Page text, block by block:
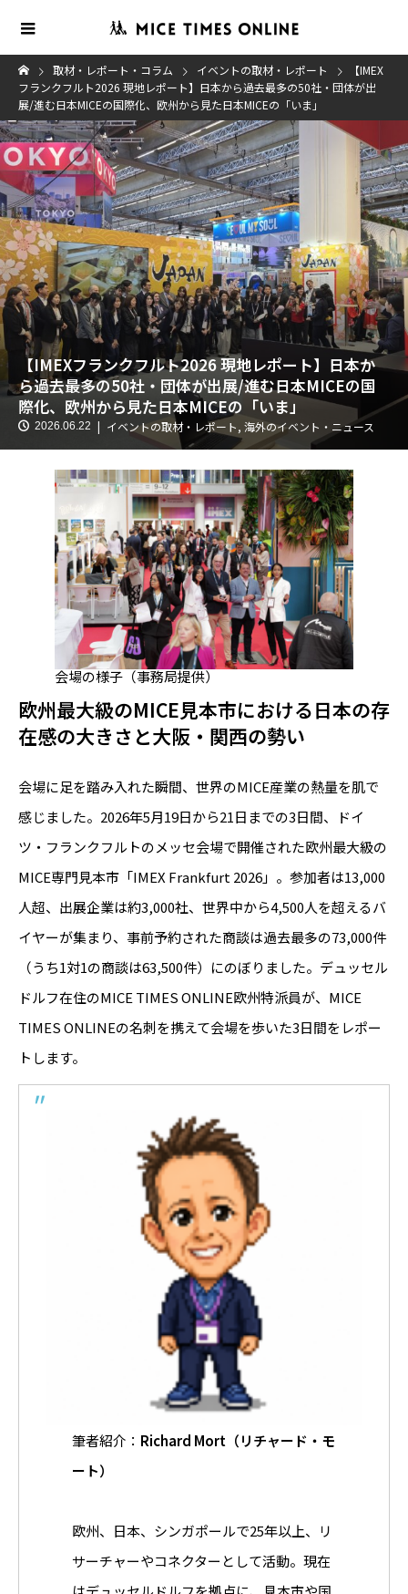
取材・レポート・コラム イベントの取材・レポート
【IMEX
フランクフルト2026 現地レポート】日本から過去最多の50社・団体が出
展/進む日本MICEの国際化、欧州から見た日本MICEの「いま」
【IMEXフランクフルト2026 現地レポート】日本か
ら過去最多の50社・団体が出展/進む日本MICEの国
際化、欧州から見た日本MICEの「いま」
2026.06.22 イベントの取材・レポート, 海外のイベント・ニュース
会場の様子（事務局提供）
欧州最大級のMICE見本市における日本の存
在感の大きさと大阪・関西の勢い
会場に足を踏み入れた瞬間、世界のMICE産業の熱量を肌で
感じました。2026年5月19日から21日までの3日間、ドイ
ツ・フランクフルトのメッセ会場で開催された欧州最大級の
MICE専門見本市「IMEX Frankfurt 2026」。参加者は13,000
人超、出展企業は約3,000社、世界中から4,500人を超えるバ
イヤーが集まり、事前予約された商談は過去最多の73,000件
（うち1対1の商談は63,500件）にのぼりました。デュッセル
ドルフ在住のMICE TIMES ONLINE欧州特派員が、MICE
TIMES ONLINEの名刺を携えて会場を歩いた3日間をレポー
トします。
筆者紹介： Richard Mort（リチャード・モ
ート）
欧州、日本、シンガポールで25年以上、リ
サーチャーやコネクターとして活動。現在